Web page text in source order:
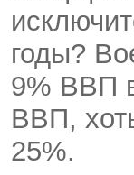
годы?
9% ВВП
ВВП,
25%.